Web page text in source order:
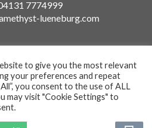
7774999
lueneburg.com
Hotel © 2021
to give you the most relevant
your preferences and repeat
you consent to the use of ALL
may visit "Cookie Settings" to